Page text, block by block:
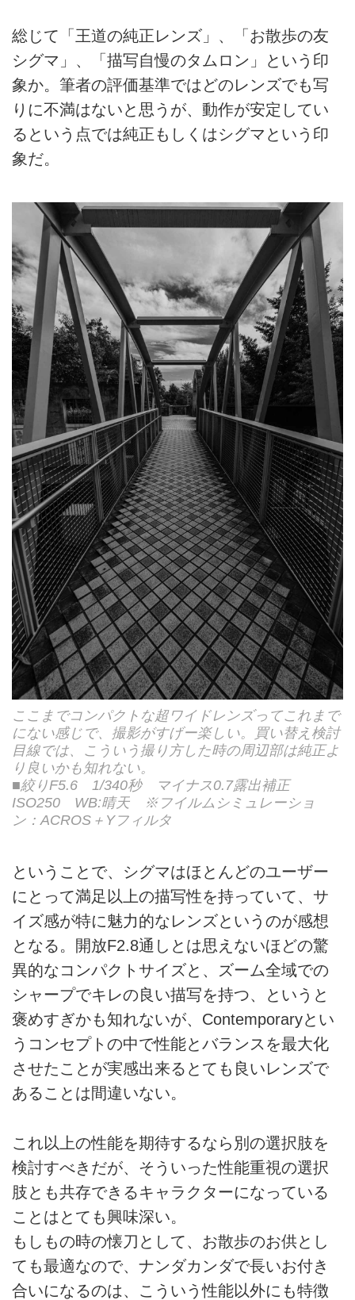
総じて「王道の純正レンズ」、「お散歩の友
シグマ」、「描写自慢のタムロン」という印
象か。筆者の評価基準ではどのレンズでも写
りに不満はないと思うが、動作が安定してい
るという点では純正もしくはシグマという印
象だ。
ここまでコンパクトな超ワイドレンズってこれまで
にない感じで、撮影がすげー楽しい。買い替え検討
目線では、こういう撮り方した時の周辺部は純正よ
り良いかも知れない。
■絞りF5.6 1/340秒 マイナス0.7露出補正
ISO250 WB:晴天 ※フイルムシミュレーショ
ン：ACROS＋Yフィルタ
ということで、シグマはほとんどのユーザー
にとって満足以上の描写性を持っていて、サ
イズ感が特に魅力的なレンズというのが感想
となる。開放F2.8通しとは思えないほどの驚
異的なコンパクトサイズと、ズーム全域での
シャープでキレの良い描写を持つ、というと
褒めすぎかも知れないが、Contemporaryとい
うコンセプトの中で性能とバランスを最大化
させたことが実感出来るとても良いレンズで
あることは間違いない。
これ以上の性能を期待するなら別の選択肢を
検討すべきだが、そういった性能重視の選択
肢とも共存できるキャラクターになっている
ことはとても興味深い。
もしもの時の懐刀として、お散歩のお供とし
ても最適なので、ナンダカンダで長いお付き
合いになるのは、こういう性能以外にも特徴